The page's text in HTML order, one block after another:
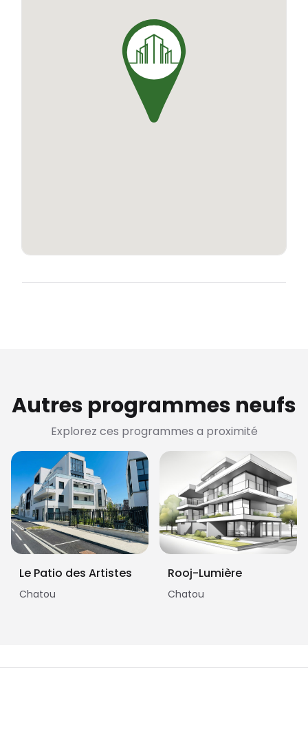
Autres programmes neufs
Explorez ces programmes a proximité
Le Patio des Artistes
Chatou
Rooj-Lumière
Chatou